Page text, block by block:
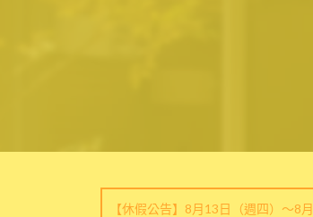
【休假公告】8月13日（週四）～8